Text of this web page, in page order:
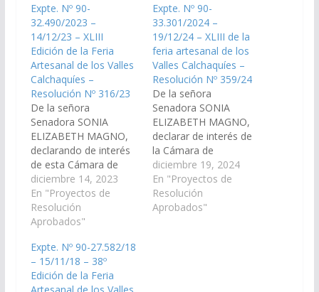
Expte. Nº 90-
32.490/2023 –
14/12/23 – XLIII
Edición de la Feria
Artesanal de los Valles
Calchaquíes –
Resolución Nº 316/23
De la señora
Senadora SONIA
ELIZABETH MAGNO,
declarando de interés
de esta Cámara de
Senadores la XLIII
Edición de la Feria
Artesanal de los Valles
Calchaquíes, a
17 al 21 de enero de
2024, en el municipio
de San Carlos, donde
diciembre 14, 2023
En "Proyectos de
Resolución
Aprobados"
Expte. Nº 90-
33.301/2024 –
19/12/24 – XLIII de la
feria artesanal de los
Valles Calchaquíes –
Resolución Nº 359/24
De la señora
Senadora SONIA
ELIZABETH MAGNO,
declarar de interés de
la Cámara de
Senadores la edición
XLIII de la feria
artesanal de los Valles
Calchaquíes, a
diciembre 19, 2024
En "Proyectos de
Resolución
Aprobados"
Expte. Nº 90-27.582/18
– 15/11/18 – 38º
Edición de la Feria